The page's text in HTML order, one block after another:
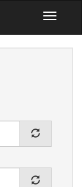
Toggle